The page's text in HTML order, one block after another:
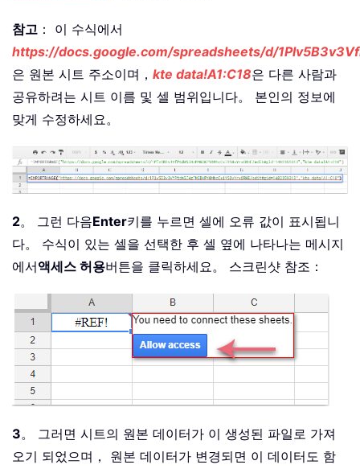
참고 ： 이 수식에서
https://docs.google.com/spreadsheets/d/
은 원본 시트 주소이며， kte data!A1:C18은 다른 사람과
공유하려는 시트 이름 및 셀 범위입니다。 본인의 정보에
맞게 수정하세요。
2。 그런 다음Enter키를 누르면 셀에 오류 값이 표시됩니
다。 수식이 있는 셀을 선택한 후 셀 옆에 나타나는 메시지
에서액세스 허용버튼을 클릭하세요。 스크린샷 참조：
3。 그러면 시트의 원본 데이터가 이 생성된 파일로 가져
오기 되었으며， 원본 데이터가 변경되면 이 데이터도 함